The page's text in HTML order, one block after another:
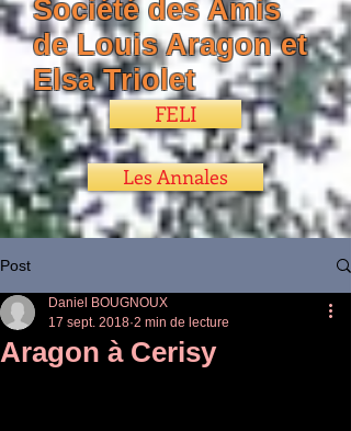
Société des Amis
de Louis Aragon et
Elsa Triolet
FELI
Les Annales
Post
Aragon à Cerisy
Daniel BOUGNOUX
17 sept. 2018 2 min de lecture